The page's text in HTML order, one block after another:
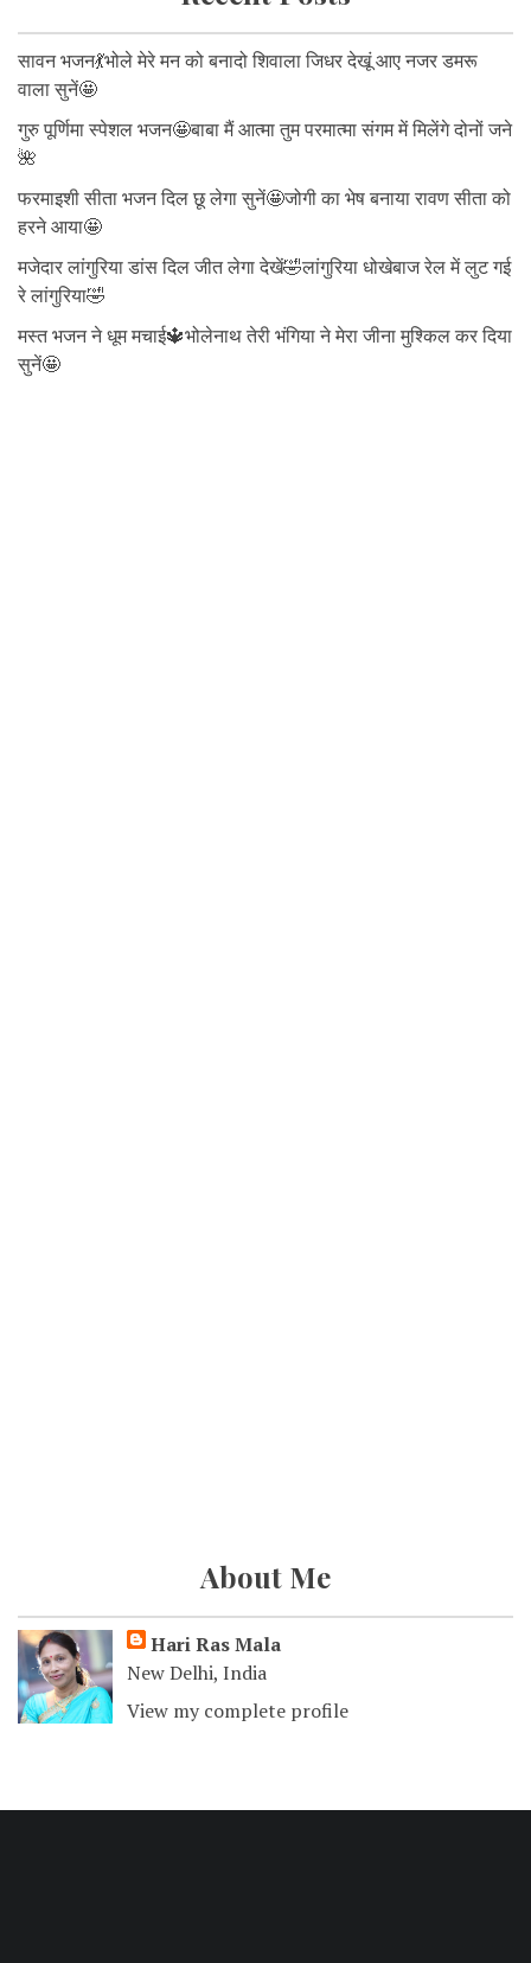
सावन भजन💃भोले मेरे मन को बनादो शिवाला जिधर देखूं आए नजर डमरू
वाला सुनें🤩
गुरु पूर्णिमा स्पेशल भजन🤩बाबा मैं आत्मा तुम परमात्मा संगम में मिलेंगे दोनों जने
🌺
फरमाइशी सीता भजन दिल छू लेगा सुनें🤩जोगी का भेष बनाया रावण सीता को
हरने आया🤩
मजेदार लांगुरिया डांस दिल जीत लेगा देखें🤣लांगुरिया धोखेबाज रेल में लुट गई
रे लांगुरिया🤣
मस्त भजन ने धूम मचाई🔱भोलेनाथ तेरी भंगिया ने मेरा जीना मुश्किल कर दिया
सुनें🤩
About Me
Hari Ras Mala
New Delhi, India
View my complete profile